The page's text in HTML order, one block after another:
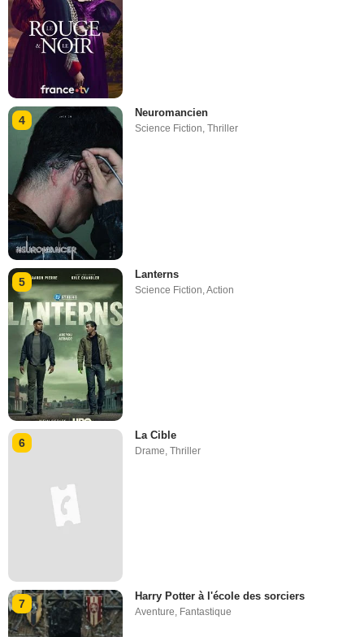
4
Neuromancien
Science Fiction,Thriller
5
Lanterns
Science Fiction ,Action
6
La Cible
Drame,Thriller
7
Harry Potter à l'école des sorciers
Aventure, Fantastique